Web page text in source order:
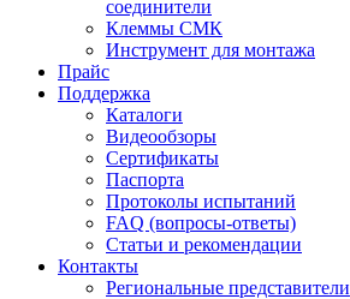
соединители
Клеммы СМК
Инструмент для монтажа
Прайс
Поддержка
Каталоги
Видеообзоры
Сертификаты
Паспорта
Протоколы испытаний
FAQ (вопросы-ответы)
Статьи и рекомендации
Контакты
Региональные представители